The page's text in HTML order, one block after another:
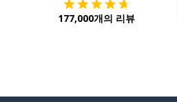
177,000개의 리뷰